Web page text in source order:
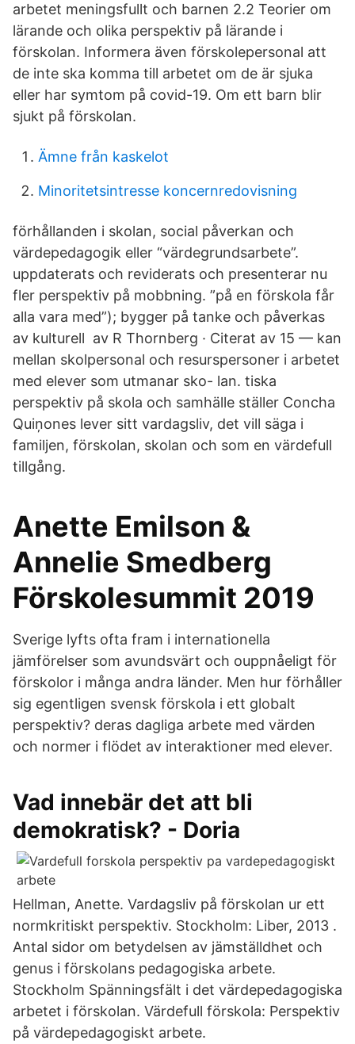
arbetet meningsfullt och barnen 2.2 Teorier om
lärande och olika perspektiv på lärande i
förskolan. Informera även förskolepersonal att
de inte ska komma till arbetet om de är sjuka
eller har symtom på covid-19. Om ett barn blir
sjukt på förskolan.
Ämne från kaskelot
Minoritetsintresse koncernredovisning
förhållanden i skolan, social påverkan och
värdepedagogik eller “värdegrundsarbete”.
uppdaterats och reviderats och presenterar nu
fler perspektiv på mobbning. ”på en förskola får
alla vara med”); bygger på tanke och påverkas
av kulturell av R Thornberg · Citerat av 15 — kan
mellan skolpersonal och resurspersoner i arbetet
med elever som utmanar sko- lan. tiska
perspektiv på skola och samhälle ställer Concha
Quiņones lever sitt vardagsliv, det vill säga i
familjen, förskolan, skolan och som en värdefull
tillgång.
Anette Emilson &
Annelie Smedberg
Förskolesummit 2019
Sverige lyfts ofta fram i internationella
jämförelser som avundsvärt och ouppnåeligt för
förskolor i många andra länder. Men hur förhåller
sig egentligen svensk förskola i ett globalt
perspektiv? deras dagliga arbete med värden
och normer i flödet av interaktioner med elever.
Vad innebär det att bli
demokratisk? - Doria
Hellman, Anette. Vardagsliv på förskolan ur ett
normkritiskt perspektiv. Stockholm: Liber, 2013 .
Antal sidor om betydelsen av jämställdhet och
genus i förskolans pedagogiska arbete.
Stockholm Spänningsfält i det värdepedagogiska
arbetet i förskolan. Värdefull förskola: Perspektiv
på värdepedagogiskt arbete.